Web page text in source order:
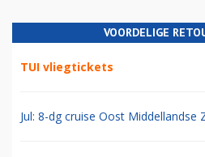
VOORDELIGE
TUI vliegtickets
Jul: 8-dg cruise Oost Middellandse